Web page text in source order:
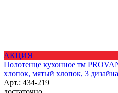
АКЦИЯ
Полотенце кухонное тм
хлопок, мятый хлопок, 3 дизайна
Арт.: 434-219
достаточно